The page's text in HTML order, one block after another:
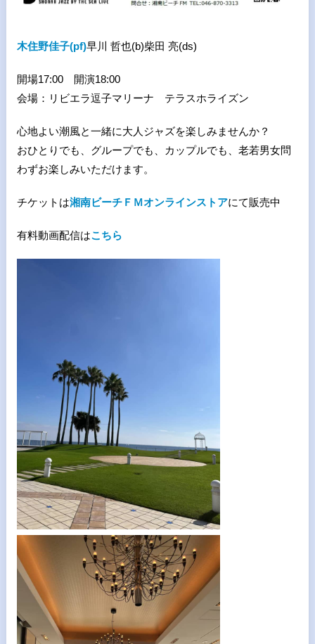
木住野佳子(pf)早川 哲也(b)柴田 亮(ds)
開場17:00 開演18:00
会場：リビエラ逗子マリーナ テラスホライズン
心地よい潮風と一緒に大人ジャズを楽しみませんか？
おひとりでも、グループでも、カップルでも、老若男女問
わずお楽しみいただけます。
チケットは湘南ビーチＦＭオンラインストアにて販売中
有料動画配信はこちら